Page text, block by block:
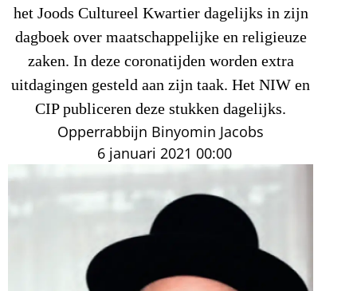
het Joods Cultureel Kwartier dagelijks in zijn
dagboek over maatschappelijke en religieuze
zaken. In deze coronatijden worden extra
uitdagingen gesteld aan zijn taak. Het NIW en
CIP publiceren deze stukken dagelijks.
Opperrabbijn Binyomin Jacobs
6 januari 2021 00:00